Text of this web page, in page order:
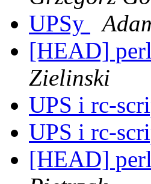
UPSy
[HEAD]
Zielinski
UPS i rc-
UPS i rc-
[HEAD]